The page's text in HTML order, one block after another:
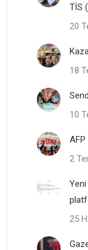
TİS
20
18
10
AFP
2
Yeni
25